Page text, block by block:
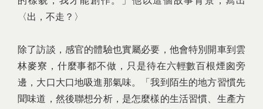
〈出，不走？〉
除了訪談，感官的體驗也實屬必要，他會特別開車到雲
林麥寮，什麼事都不做，只是待在六輕數百根煙囪旁
邊，大口大口地吸進那氣味。「我到陌生的地方習慣先
聞味道，然後聯想分析，是怎麼樣的生活習慣、生產方